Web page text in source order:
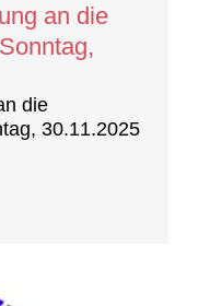
an die
die
30.11.2025